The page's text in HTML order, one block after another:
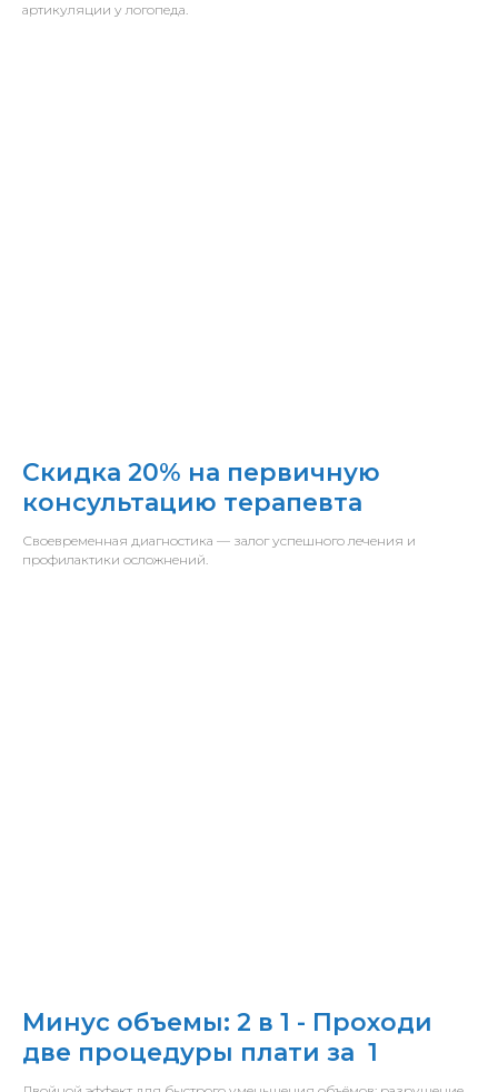
артикуляции у логопеда.
Скидка 20% на первичную
консультацию терапевта
Своевременная диагностика — залог успешного лечения и
профилактики осложнений.
Минус объемы: 2 в 1 - Проходи
две процедуры плати за 1